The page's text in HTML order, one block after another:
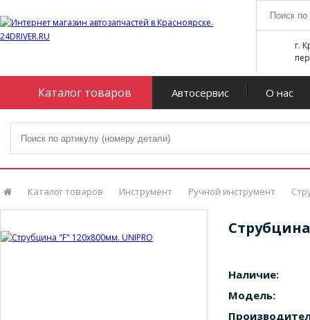
г.
Каталог товаров Автосервис О нас
Каталог товаров Инструмент Ручной инструмент
Наличие:
Модель: